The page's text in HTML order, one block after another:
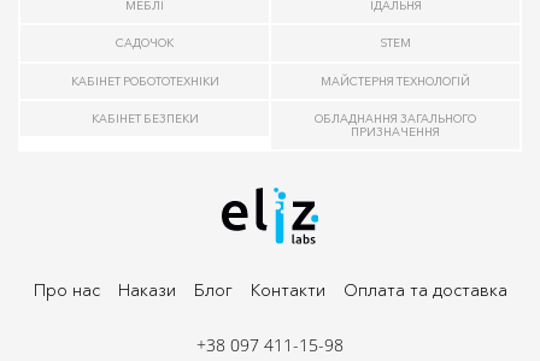
МЕБЛІ ЇДАЛЬНЯ
САДОЧОК STEM
КАБІНЕТ РОБОТОТЕХНІКИ МАЙСТЕРНЯ ТЕХНОЛОГІЙ
КАБІНЕТ БЕЗПЕКИ
ОБЛАДНАННЯ ЗАГАЛЬНОГО
ПРИЗНАЧЕННЯ
Про нас Накази Блог Контакти Оплата та доставка
+38 097 411-15-98